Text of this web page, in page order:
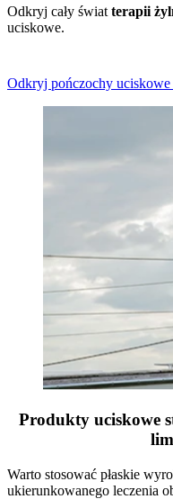
Odkryj cały świat terapii
uciskowe.
Odkryj pończochy uciskowe
Produkty uciskowe
Warto stosować płaskie
ukierunkowanego leczenia